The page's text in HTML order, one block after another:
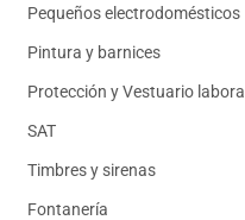
Pequeños electrodomésticos
Pintura y barnices
Protección y Vestuario laboral
SAT
Timbres y sirenas
Fontanería